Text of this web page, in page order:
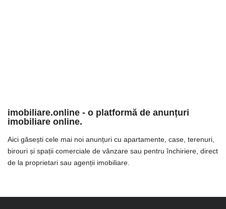
imobiliare.online - o platformă de anunțuri
imobiliare online.
Aici găsești cele mai noi anunțuri cu apartamente, case, terenuri,
birouri și spații comerciale de vânzare sau pentru închiriere, direct
de la proprietari sau agenții imobiliare.